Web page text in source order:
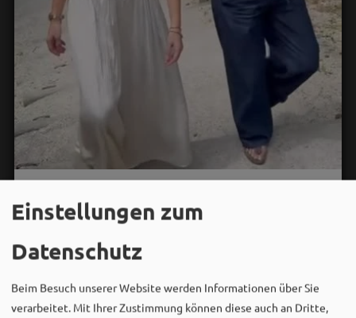
06. August um 18:08 via Facebook
Komm am 08.08. ins Bergwaldtheater und hol dir deinen
Gute Musik, beste Stimmung und ein Sommerabend,
Einstellungen zum
Datenschutz
Beim Besuch unserer Website werden Informationen über Sie
verarbeitet. Mit Ihrer Zustimmung können diese auch an Dritte,